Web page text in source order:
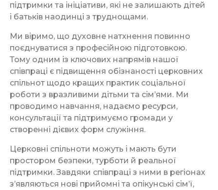
підтримки та ініціативи, які не залишають дітей
і батьків наодинці з труднощами.
Ми віримо, що духовне натхнення повинно
поєднуватися з професійною підготовкою.
Тому одним із ключових напрямів нашої
співпраці є підвищення обізнаності церковних
спільнот щодо кращих практик соціальної
роботи з вразливими дітьми та сім’ями. Ми
проводимо навчання, надаємо ресурси,
консультації та підтримуємо громади у
створенні дієвих форм служіння.
Церковні спільноти можуть і мають бути
простором безпеки, турботи й реальної
підтримки. Завдяки співпраці з ними в регіонах
з’являються нові прийомні та опікунські сім’ї,